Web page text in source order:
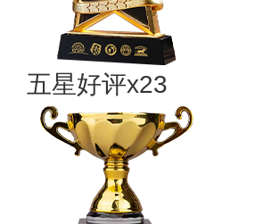
五星好评x23